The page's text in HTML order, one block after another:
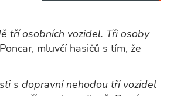
tří osobních vozidel. Tři osoby
mluvčí hasičů s tím, že
s dopravní nehodou tří vozidel